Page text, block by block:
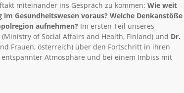
miteinander ins Gespräch zu kommen: Wie weit
Gesundheitswesen voraus? Welche Denkanstöße
aufnehmen? Im ersten Teil unseres
(Ministry of Social Affairs and Health, Finland) und Dr.
Frauen, österreich) über den Fortschritt in ihren
Atmosphäre und bei einem Imbiss mit